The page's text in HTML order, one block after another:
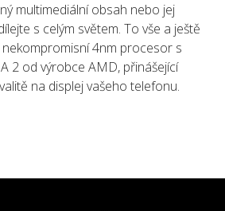
multimediální obsah nebo jej
s celým světem. To vše a ještě
4nm procesor s
2 od výrobce AMD, přinášející
na displej vašeho telefonu.